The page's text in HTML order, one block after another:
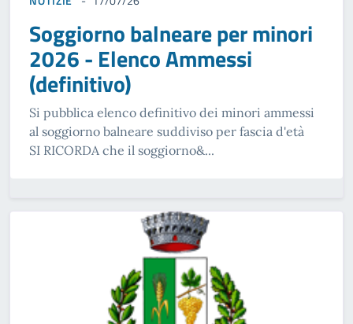
Soggiorno balneare per minori
2026 - Elenco Ammessi
(definitivo)
Si pubblica elenco definitivo dei minori ammessi
al soggiorno balneare suddiviso per fascia d'età
SI RICORDA che il soggiorno&...